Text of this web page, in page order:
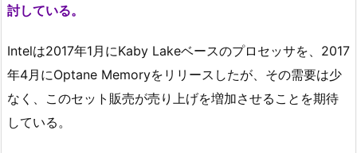
討している。
Intelは2017年1月にKaby Lakeベースのプロセッサを、2017
年4月にOptane Memoryをリリースしたが、その需要は少
なく、このセット販売が売り上げを増加させることを期待
している。